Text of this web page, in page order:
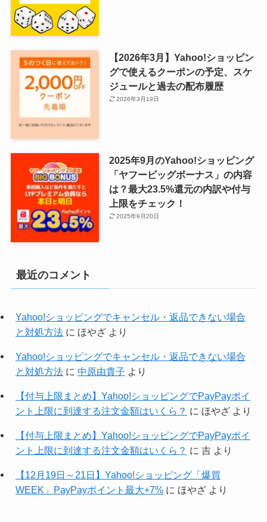
【2026年3月】Yahoo!ショッピン
グで使えるクーポンの予定、スケ
ジュールと過去の配布履歴
2026年3月19日
2025年9月のYahoo!ショッピング
「ヤフービッグボーナス」の内容
は？最大23.5%還元の内訳や付与
上限をチェック！
2025年9月20日
最近のコメント
Yahoo!ショッピングでキャンセル・返品できない場合
と対処方法に ほやざより
Yahoo!ショッピングでキャンセル・返品できない場合
と対処方法に 中原由貴子 より
【付与上限まとめ】Yahoo!ショッピングでPayPayポイ
ント上限に到達する注文金額はいくら？ に ほやざより
【付与上限まとめ】Yahoo!ショッピングでPayPayポイ
ント上限に到達する注文金額はいくら？ に 吉より
【12月19日～21日】Yahoo!ショッピング「爆買
WEEK」PayPayポイント最大+7%に ほやざより